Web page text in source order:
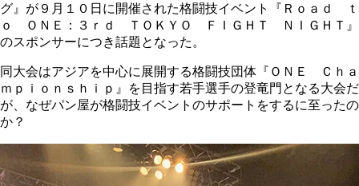
グ』が９月１０日に開催された格闘技イベント『Ｒｏａｄ ｔ
ｏ ＯＮＥ：３ｒｄ ＴＯＫＹＯ ＦＩＧＨＴ ＮＩＧＨＴ』
のスポンサーにつき話題となった。
同大会はアジアを中心に展開する格闘技団体『ＯＮＥ Ｃｈａ
ｍｐｉｏｎｓｈｉｐ』を目指す若手選手の登竜門となる大会だ
が、なぜパン屋が格闘技イベントのサポートをするに至ったの
か？